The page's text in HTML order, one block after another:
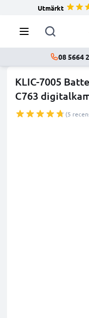
Utmärkt
08 5664
KLIC-7005
C763
(5